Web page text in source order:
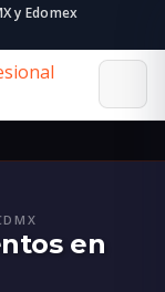
y Edomex
en